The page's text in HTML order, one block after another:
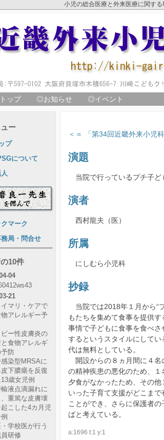
小児の総合医療と外来医療に関す
ップ ◎お知らせ ◎イベント
＜＝ 「第34回近畿外来小児
演題
当院で行っているプチ子ど
演者
西村龍夫（医）
所属
にしむら小児科
抄録
当院では2018年１月から“
もたちを集めて食事を提供
事情で子どもに食事を食べ
するというスタイルにして
代は無料としている。
開設からの８ヵ月間に４名
の精神疾患の悪化のため、
夕食がなかったため、その
いった子育て支援がどこま
ことができ、さらに保護者
ばと考えている。
a:1696 t:1 y:1
ー
プ
について
マーク
局・問合せ
10件
04
21
イマリ・ケアで
アレルギー予
ピー性皮膚炎の
食物アレルギ
予防
染型MRSAに
下膿瘍を反復
13歳女児例
液点滴漏れに
、重篤な皮膚壊
こした4カ月児
・学校医が行う
研修